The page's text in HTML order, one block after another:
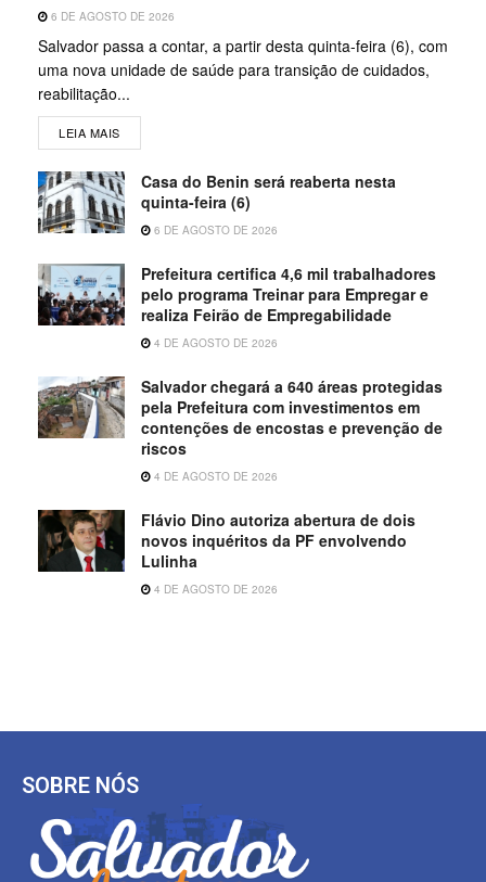
6 DE AGOSTO DE 2026
Salvador passa a contar, a partir desta quinta-feira (6), com
uma nova unidade de saúde para transição de cuidados,
reabilitação...
LEIA MAIS
Casa do Benin será reaberta nesta
quinta-feira (6)
6 DE AGOSTO DE 2026
Prefeitura certifica 4,6 mil trabalhadores
pelo programa Treinar para Empregar e
realiza Feirão de Empregabilidade
4 DE AGOSTO DE 2026
Salvador chegará a 640 áreas protegidas
pela Prefeitura com investimentos em
contenções de encostas e prevenção de
riscos
4 DE AGOSTO DE 2026
Flávio Dino autoriza abertura de dois
novos inquéritos da PF envolvendo
Lulinha
4 DE AGOSTO DE 2026
SOBRE NÓS